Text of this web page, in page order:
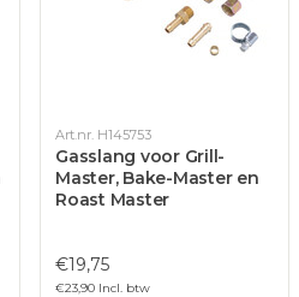
Art.nr. H145753
Gasslang voor Grill-
Master, Bake-Master en
Roast Master
€19,75
€23,90 Incl. btw